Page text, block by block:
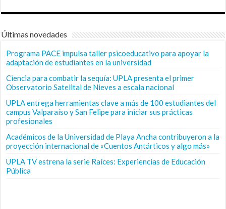
Últimas novedades
Programa PACE impulsa taller psicoeducativo para apoyar la
adaptación de estudiantes en la universidad
Ciencia para combatir la sequía: UPLA presenta el primer
Observatorio Satelital de Nieves a escala nacional
UPLA entrega herramientas clave a más de 100 estudiantes del
campus Valparaíso y San Felipe para iniciar sus prácticas
profesionales
Académicos de la Universidad de Playa Ancha contribuyeron a la
proyección internacional de «Cuentos Antárticos y algo más»
UPLA TV estrena la serie Raíces: Experiencias de Educación
Pública